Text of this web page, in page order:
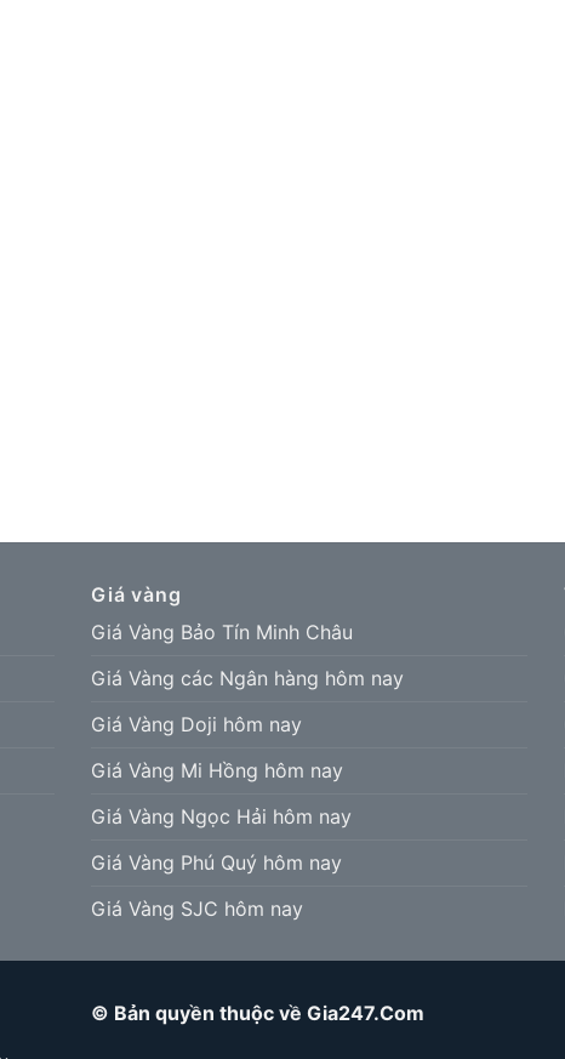
Giá vàng
Giá Vàng Bảo Tín Minh Châu
Giá Vàng các Ngân hàng hôm nay
Giá Vàng Doji hôm nay
Giá Vàng Mi Hồng hôm nay
Giá Vàng Ngọc Hải hôm nay
Giá Vàng Phú Quý hôm nay
Giá Vàng SJC hôm nay
© Bản quyền thuộc về Gia247.Com